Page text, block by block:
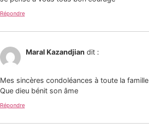
Répondre
Maral Kazandjian dit :
Mes sincères condoléances à toute la famille
Que dieu bénit son âme
Répondre